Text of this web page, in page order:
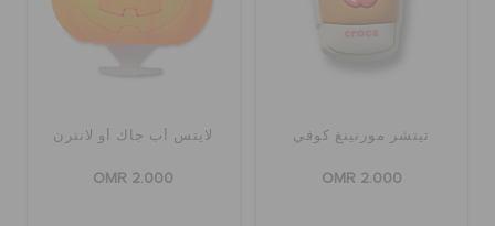
تيتشر مورنينغ كوفي
OMR 2.000
لايتس أب جاك أو لانترن
OMR 2.000